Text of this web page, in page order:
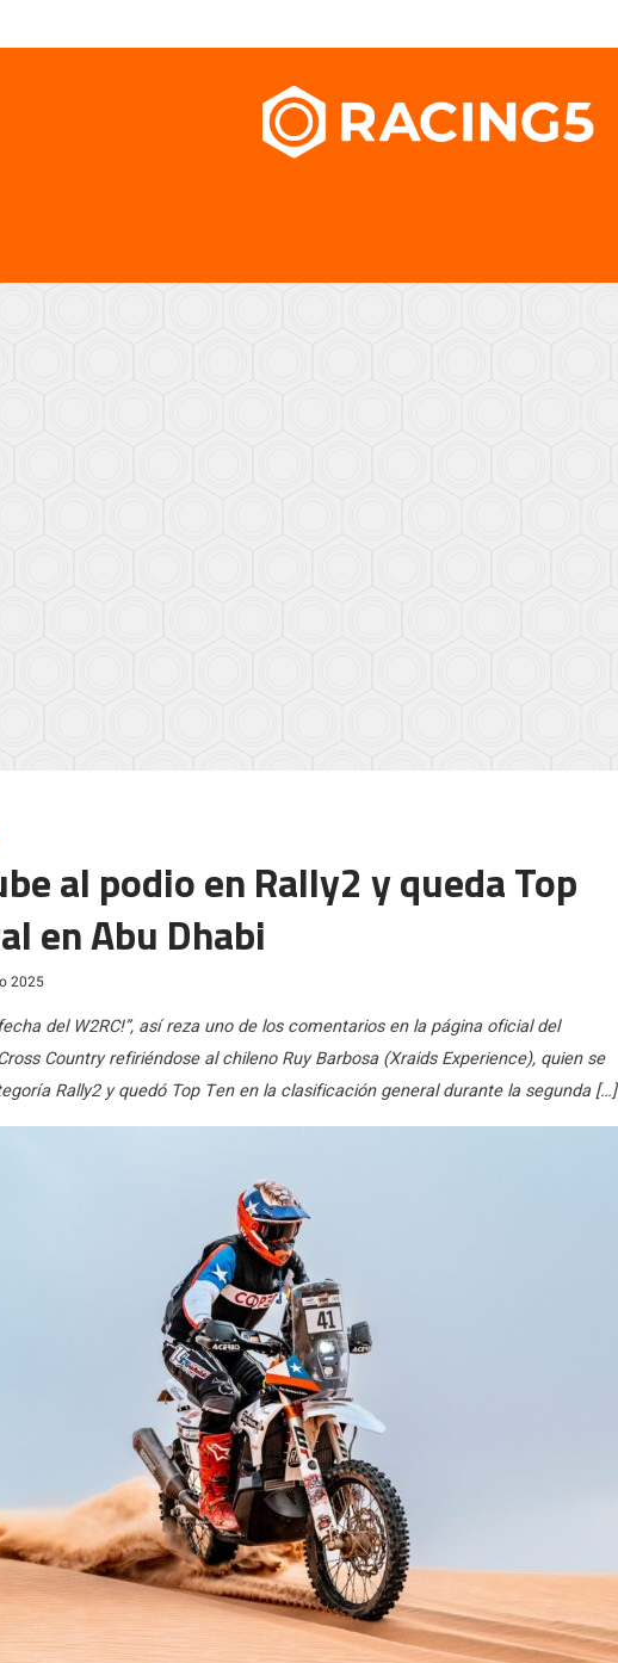
al podio en Rally2 y queda Top
en Abu Dhabi
2025
del W2RC!”, así reza uno de los comentarios en la página oficial del
Country refiriéndose al chileno Ruy Barbosa (Xraids Experience), quien se
Rally2 y quedó Top Ten en la clasificación general durante la segunda […]